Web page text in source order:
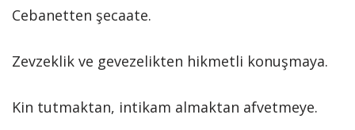
Cebanetten şecaate.
Zevzeklik ve gevezelikten hikmetli konuşmaya.
Kin tutmaktan, intikam almaktan afvetmeye.